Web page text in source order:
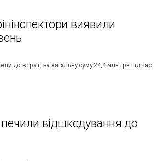
виявили
до втрат, на загальну суму 24,4 млн грн під час
відшкодування до